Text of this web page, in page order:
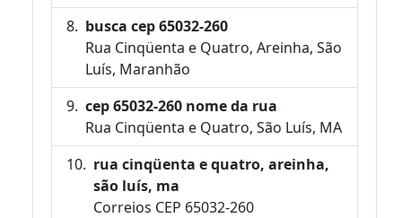
busca cep 65032-260
Rua Cinqüenta e Quatro, Areinha, São
Luís, Maranhão
cep 65032-260 nome da rua
Rua Cinqüenta e Quatro, São Luís, MA
rua cinqüenta e quatro, areinha,
são luís, ma
Correios CEP 65032-260